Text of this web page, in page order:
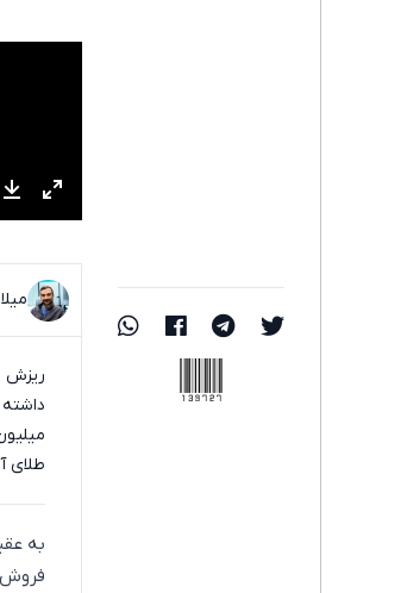
طلای
به
فروش